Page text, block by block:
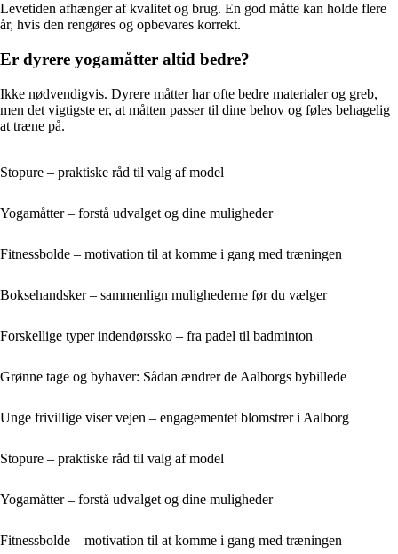
Levetiden afhænger af kvalitet og brug. En god måtte kan holde flere
år, hvis den rengøres og opbevares korrekt.
Er dyrere yogamåtter altid bedre?
Ikke nødvendigvis. Dyrere måtter har ofte bedre materialer og greb,
men det vigtigste er, at måtten passer til dine behov og føles behagelig
at træne på.
Stopure – praktiske råd til valg af model
Yogamåtter – forstå udvalget og dine muligheder
Fitnessbolde – motivation til at komme i gang med træningen
Boksehandsker – sammenlign mulighederne før du vælger
Forskellige typer indendørssko – fra padel til badminton
Grønne tage og byhaver: Sådan ændrer de Aalborgs bybillede
Unge frivillige viser vejen – engagementet blomstrer i Aalborg
Stopure – praktiske råd til valg af model
Yogamåtter – forstå udvalget og dine muligheder
Fitnessbolde – motivation til at komme i gang med træningen